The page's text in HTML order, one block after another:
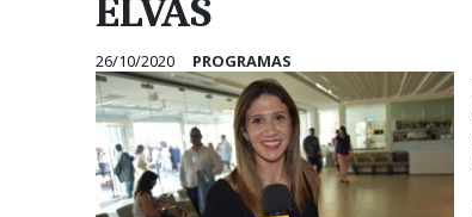
ELVAS
26/10/2020 PROGRAMAS